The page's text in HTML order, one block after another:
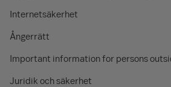
Internetsäkerhet
Ångerrätt
Important information for persons
Juridik och säkerhet